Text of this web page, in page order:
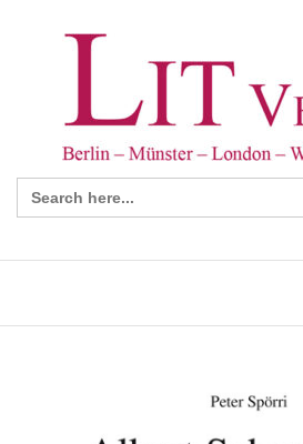
Search
for: